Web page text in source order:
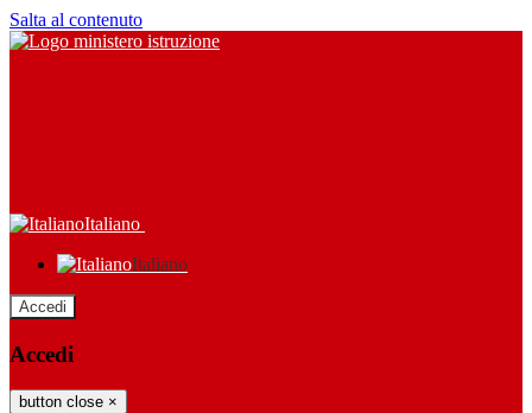
Salta al contenuto
Italiano
Italiano
Accedi
Accedi
button close ×